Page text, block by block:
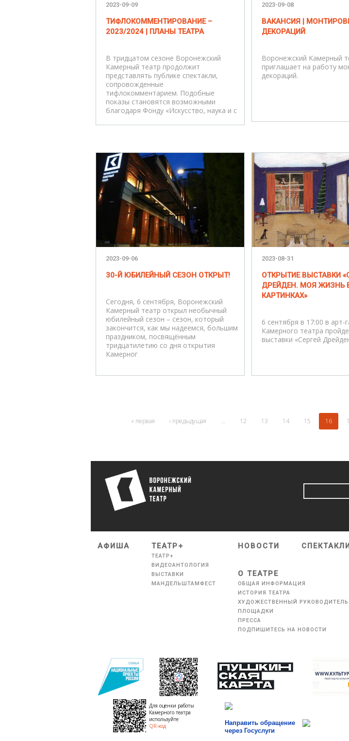
2023-09-09
ТИФЛОКОММЕНТИРОВАНИЕ –
2023/2024 | ПЛАНЫ ТЕАТРА
В тридцатом сезоне Воронежский
Камерный театр продолжит
представлять публике спектакли,
сопровожденные
тифлокомментарием. Подобные
показы становятся возможными
благодаря Фонду «Искусство, наука и с
2023-09-08
ВАКАНСИЯ |
ДЕКОРАЦИЙ
Воронежский Камерный
приглашает на работу
декораций.
2023-09-06
30-Й ЮБИЛЕЙНЫЙ СЕЗОН ОТКРЫТ!
Сегодня, 6 сентября, Воронежский
Камерный театр открыл необычный
юбилейный сезон – сезон, который
закончится, как мы надеемся, большим
праздником, посвящённым
тридцатилетию со дня открытия
Камерног
2023-08-31
ОТКРЫТИЕ ВЫСТАВКИ
ДРЕЙДЕН. МОЯ ЖИЗНЬ
КАРТИНКАХ»
6 сентября в 17:00 в арт-
Камерного театра
выставки «Сергей
« первая ‹ предыдущая … 12 13 14 15 16
АФИША ТЕАТР+
ТЕАТР+
ВИДЕОАНТОЛОГИЯ
ВЫСТАВКИ
МАНДЕЛЬШТАМФЕСТ
НОВОСТИ
О ТЕАТРЕ
ОБЩАЯ ИНФОРМАЦИЯ
ИСТОРИЯ ТЕАТРА
ХУДОЖЕСТВЕННЫЙ РУКОВОДИТЕЛЬ
ПЛОЩАДКИ
ПРЕССА
ПОДПИШИТЕСЬ НА НОВОСТИ
Для оценки работы
Камерного театра
используйте
QR-код
Направить обращение
через Госуслуги